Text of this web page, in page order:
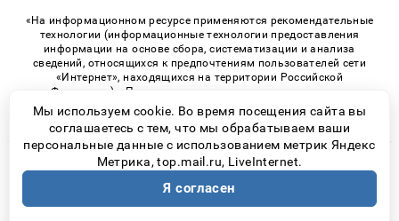
«На информационном ресурсе применяются рекомендательные
технологии (информационные технологии предоставления
информации на основе сбора, систематизации и анализа
сведений, относящихся к предпочтениям пользователей сети
«Интернет», находящихся на территории Российской
Федерации)». Правила применения рекомендательных
технологий в виджетах рекламно-обменной сети
«СМИ2» (PDF)
© 2026 «ProGorodSamara» | Все права защищены
Возрастная категория сайта 16+
Политика конфиденциальности
Мы используем cookie. Во время посещения сайта вы
соглашаетесь с тем, что мы обрабатываем ваши
персональные данные с использованием метрик Яндекс
Метрика, top.mail.ru, LiveInternet.
Я согласен